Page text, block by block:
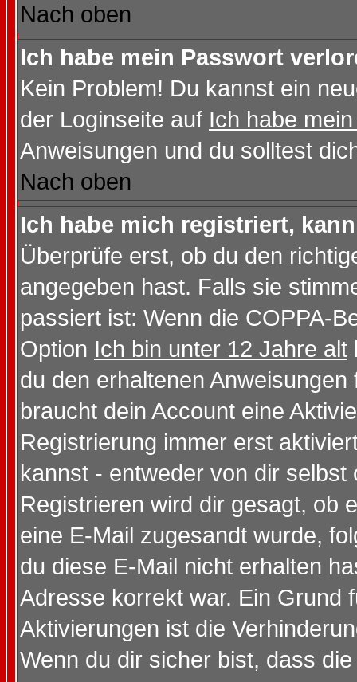
Nach oben
Ich habe mein Passwort
Kein Problem! Du kannst ein
der Loginseite auf Ich habe
Anweisungen und du solltest
Nach oben
Ich habe mich registriert,
Überprüfe erst, ob du den
angegeben hast. Falls sie
passiert ist: Wenn die COPPA-
Option Ich bin unter 12 Jahre alt
du den erhaltenen
braucht dein Account eine
Registrierung immer erst
kannst - entweder von dir selbst
Registrieren wird dir gesagt, ob
eine E-Mail zugesandt wurde,
du diese E-Mail nicht erhalten
Adresse korrekt war. Ein Grund
Aktivierungen ist die
Wenn du dir sicher bist, dass